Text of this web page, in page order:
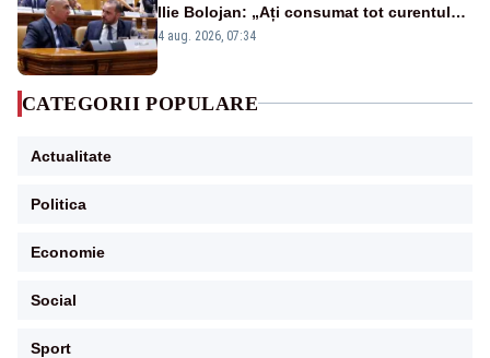
Ilie Bolojan: „Ați consumat tot curentul
urmărind șobolani imaginari”
4 aug. 2026, 07:34
CATEGORII POPULARE
Actualitate
Politica
Economie
Social
Sport